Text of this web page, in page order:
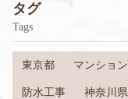
タグ
Tags
東京都 マンション
防水工事 神奈川県